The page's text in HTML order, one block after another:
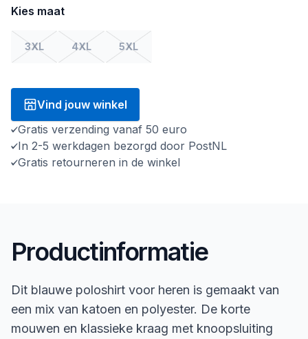
Kies maat
3XL 4XL 5XL
Vind jouw winkel
Gratis verzending vanaf 50 euro
In 2-5 werkdagen bezorgd door PostNL
Gratis retourneren in de winkel
Productinformatie
Dit blauwe poloshirt voor heren is gemaakt van
een mix van katoen en polyester. De korte
mouwen en klassieke kraag met knoopsluiting